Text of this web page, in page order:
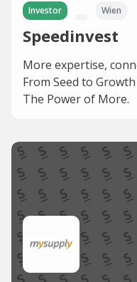
Investor Wien
Speedinvest
More expertise,
From Seed to
The Power of More.